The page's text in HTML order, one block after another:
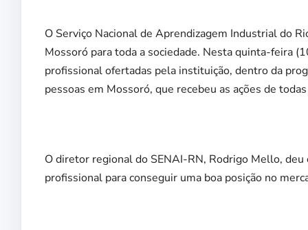
O Serviço Nacional de Aprendizagem Industrial do
Mossoró para toda a sociedade. Nesta quinta-feira
profissional ofertadas pela instituição, dentro da
pessoas em Mossoró, que recebeu as ações de
O diretor regional do SENAI-RN, Rodrigo Mello,
profissional para conseguir uma boa posição no